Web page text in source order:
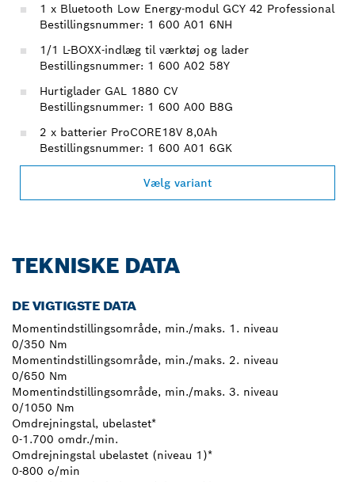
1 x Bluetooth Low Energy-modul GCY 42 Professional
Bestillingsnummer: 1 600 A01 6NH
1/1 L-BOXX-indlæg til værktøj og lader
Bestillingsnummer: 1 600 A02 58Y
Hurtiglader GAL 1880 CV
Bestillingsnummer: 1 600 A00 B8G
2 x batterier ProCORE18V 8,0Ah
Bestillingsnummer: 1 600 A01 6GK
Vælg variant
TEKNISKE DATA
DE VIGTIGSTE DATA
Momentindstillingsområde, min./maks. 1. niveau
0/350 Nm
Momentindstillingsområde, min./maks. 2. niveau
0/650 Nm
Momentindstillingsområde, min./maks. 3. niveau
0/1050 Nm
Omdrejningstal, ubelastet*
0-1.700 omdr./min.
Omdrejningstal ubelastet (niveau 1)*
0-800 o/min